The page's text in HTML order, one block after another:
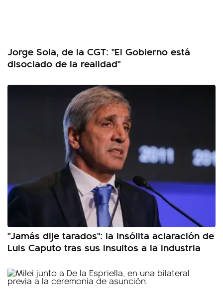
Jorge Sola, de la CGT: "El Gobierno está
disociado de la realidad"
"Jamás dije tarados": la insólita aclaración de
Luis Caputo tras sus insultos a la industria